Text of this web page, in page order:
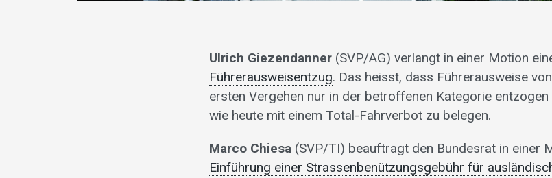
Ulrich Giezendanner (SVP/AG) verlangt in einer Motion
Führerausweisentzug. Das heisst, dass Führerausweise
ersten Vergehen nur in der betroffenen Kategorie
wie heute mit einem Total-Fahrverbot zu belegen.
Marco Chiesa (SVP/TI) beauftragt den Bundesrat in einer
Einführung einer Strassenbenützungsgebühr für